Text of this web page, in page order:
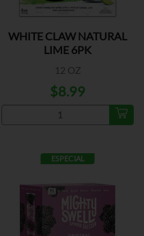
WHITE CLAW NATURAL
LIME 6PK
12 OZ
$8.99
ESPECIAL